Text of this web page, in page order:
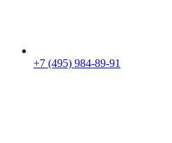
+7 (495) 984-89-91